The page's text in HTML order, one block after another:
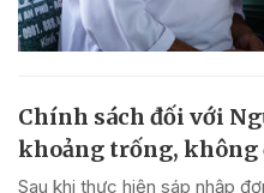
Chính sách đối với
khoảng trống, không
Sau khi thực hiện sáp nhập